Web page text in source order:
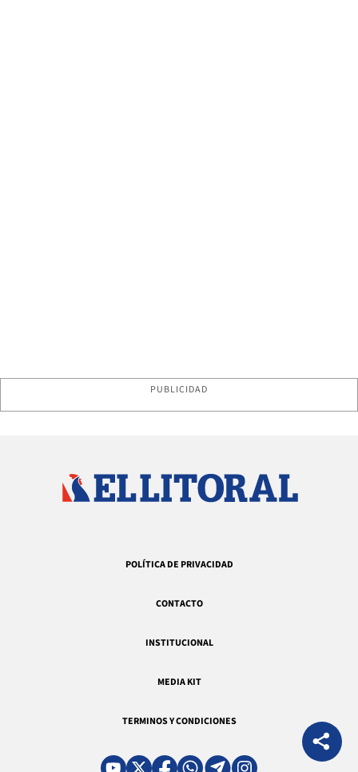
PUBLICIDAD
POLÍTICA DE PRIVACIDAD
CONTACTO
INSTITUCIONAL
MEDIA KIT
TERMINOS Y CONDICIONES